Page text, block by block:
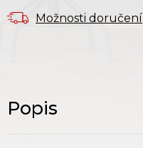
Možnosti doručení
Popis